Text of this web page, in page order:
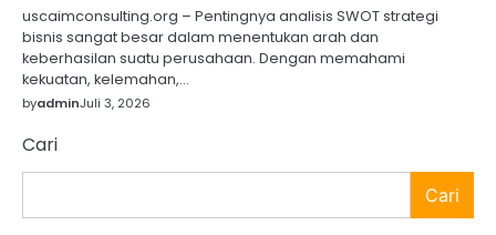
uscaimconsulting.org – Pentingnya analisis SWOT strategi
bisnis sangat besar dalam menentukan arah dan
keberhasilan suatu perusahaan. Dengan memahami
kekuatan, kelemahan,…
byadminJuli 3, 2026
Cari
Cari